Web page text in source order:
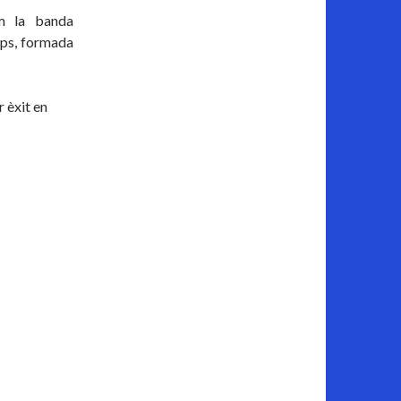
la banda
formada
èxit en